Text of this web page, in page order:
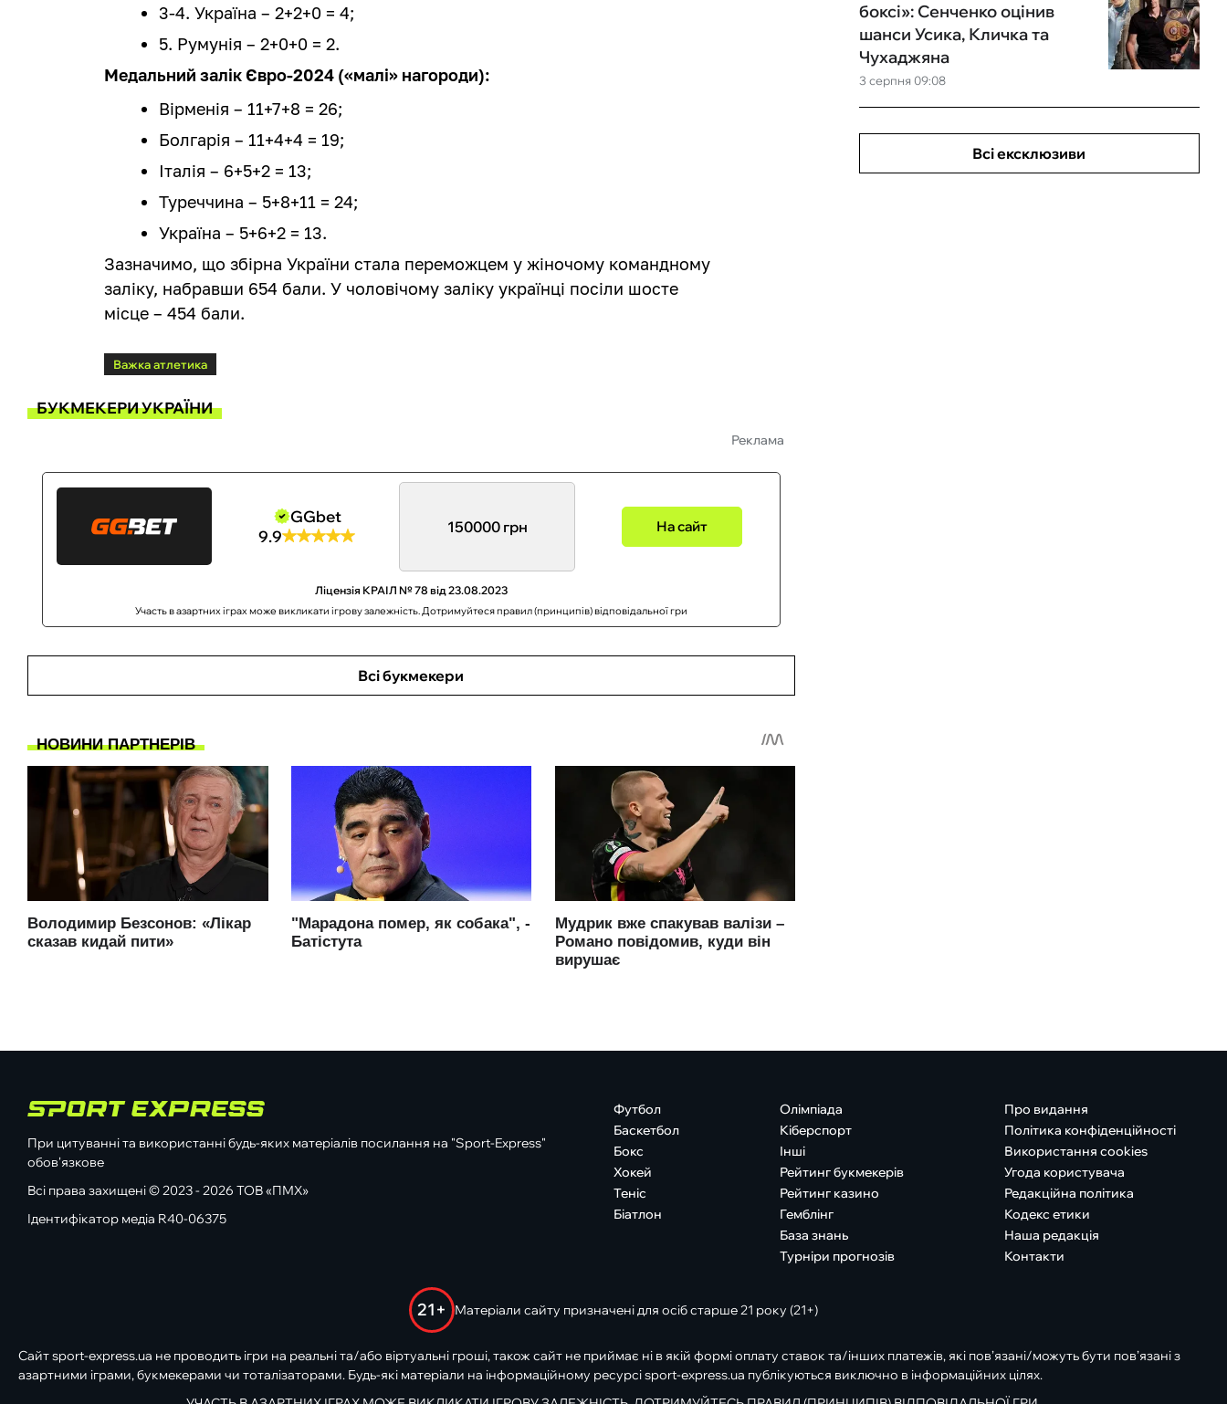
3-4. Україна – 2+2+0 = 4;
5. Румунія – 2+0+0 = 2.
Медальний залік Євро-2024 («малі» нагороди):
Вірменія – 11+7+8 = 26;
Болгарія – 11+4+4 = 19;
Італія – 6+5+2 = 13;
Туреччина – 5+8+11 = 24;
Україна – 5+6+2 = 13.
Зазначимо, що збірна України стала переможцем у жіночому командному
заліку, набравши 654 бали. У чоловічому заліку українці посіли шосте
місце – 454 бали.
Важка атлетика
БУКМЕКЕРИ УКРАЇНИ
Реклама
GGbet
9.9
150000 грн На сайт
Ліцензія КРАІЛ № 78 від 23.08.2023
Участь в азартних іграх може викликати ігрову залежність. Дотримуйтеся правил (принципів) відповідальної гри
Всі букмекери
3 серпня 09:08
боксі»: Сенченко оцінив
шанси Усика, Кличка та
Чухаджяна
Всі ексклюзиви
При цитуванні та використанні будь-яких матеріалів посилання на "Sport-Express"
обов'язкове
Всі права захищені © 2023 - 2026 ТОВ «ПМХ»
Ідентифікатор медіа R40-06375
Футбол
Баскетбол
Бокс
Хокей
Теніс
Біатлон
Олімпіада
Кіберспорт
Інші
Рейтинг букмекерів
Рейтинг казино
Гемблінг
База знань
Турніри прогнозів
Про видання
Політика конфіденційності
Використання cookies
Угода користувача
Редакційна політика
Кодекс етики
Наша редакція
Контакти
21+ Матеріали сайту призначені для осіб старше 21 року (21+)
Сайт sport-express.ua не проводить ігри на реальні та/або віртуальні гроші, також сайт не приймає ні в якій формі оплату ставок та/інших платежів, які пов’язані/можуть бути пов’язані з
азартними іграми, букмекерами чи тоталізаторами. Будь-які матеріали на інформаційному ресурсі sport-express.ua публікуються виключно в інформаційних цілях.